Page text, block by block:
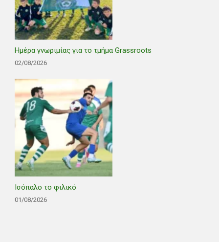
Ημέρα γνωριμίας για το τμήμα Grassroots
02/08/2026
Ισόπαλο το φιλικό
01/08/2026